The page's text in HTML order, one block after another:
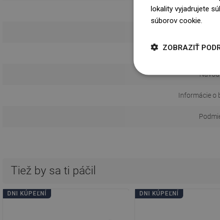
Informácie o
Tiež by sa ti páčil
DNI KÚPEĽNÍ DNI KÚPEĽNÍ
lokality vyjadrujete
súborov cookie.
ZOBRAZIŤ